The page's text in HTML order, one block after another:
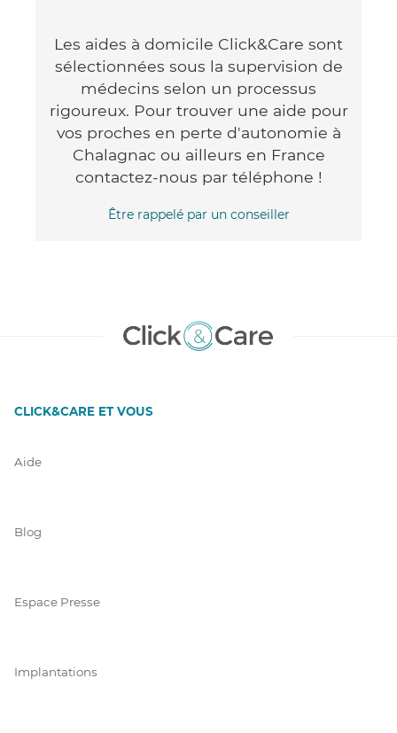
Les aides à domicile Click&Care sont
sélectionnées sous la supervision de
médecins selon un processus
rigoureux. Pour trouver une aide pour
vos proches en perte d'autonomie à
Chalagnac ou ailleurs en France
contactez-nous par téléphone !
Être rappelé par un conseiller
CLICK&CARE ET VOUS
Aide
Blog
Espace Presse
Implantations